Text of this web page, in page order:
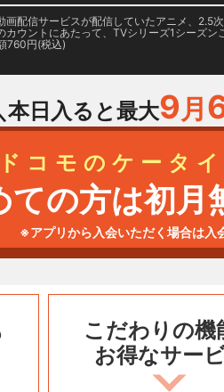
配信サービスが配信していたアニメ、2.5
ウントにあたって、TVシリーズ1シーズン
760円(税込)
本日入ると最大9月
ドコモのケータ
ての方は初月
※アプリから入会いただく場合は入
こだわりの機
お得なサー